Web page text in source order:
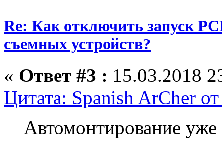
Re: Как отключить запуск
съемных устройств?
« Ответ #3 : 15.03.2018
Цитата: Spanish ArCher
Автомонтирование